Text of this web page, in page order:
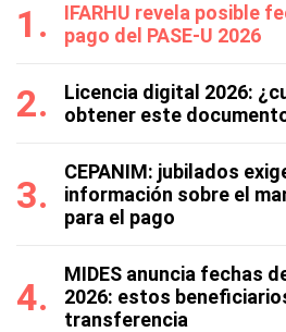
IFARHU revela posible
pago del PASE-U 2026
Licencia digital 2026:
obtener este
CEPANIM: jubilados
información sobre el
para el pago
MIDES anuncia fechas
2026: estos
transferencia